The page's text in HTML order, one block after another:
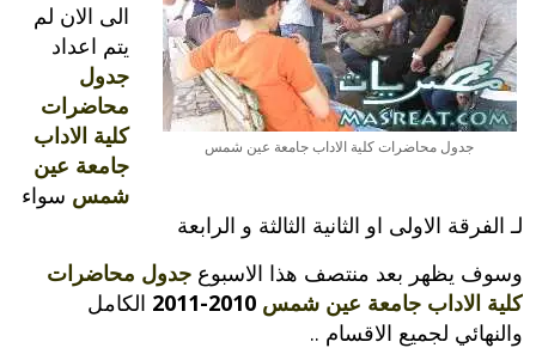
جدول محاضرات كلية الاداب جامعة عين شمس
الى الان لم
يتم اعداد
جدول
محاضرات
كلية الاداب
جامعة عين
شمس سواء
لـ الفرقة الاولى او الثانية الثالثة و الرابعة
وسوف يظهر بعد منتصف هذا الاسبوعجدول محاضرات
كلية الاداب جامعة عين شمس 2010-2011
الكامل
والنهائي لجميع الاقسام ..